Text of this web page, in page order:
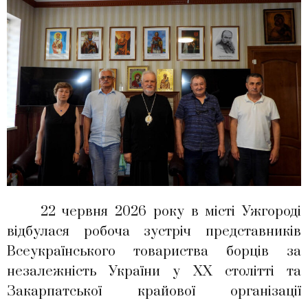
22 червня 2026 року в місті Ужгороді
відбулася робоча зустріч представників
Всеукраїнського товариства борців за
незалежність України у ХХ столітті та
Закарпатської крайової організації